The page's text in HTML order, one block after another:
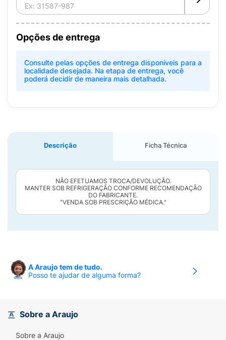
Opções de entrega
Consulte pelas opções de entrega disponíveis para a
localidade desejada. Na etapa de entrega, você
poderá decidir de maneira mais detalhada.
Descrição Ficha Técnica
NÃO EFETUAMOS TROCA/DEVOLUÇÃO.
MANTER SOB REFRIGERAÇÃO CONFORME RECOMENDAÇÃO
DO FABRICANTE.
"VENDA SOB PRESCRIÇÃO MÉDICA."
A Araujo tem de tudo.
Posso te ajudar de alguma forma?
Sobre a Araujo
Sobre a Araujo